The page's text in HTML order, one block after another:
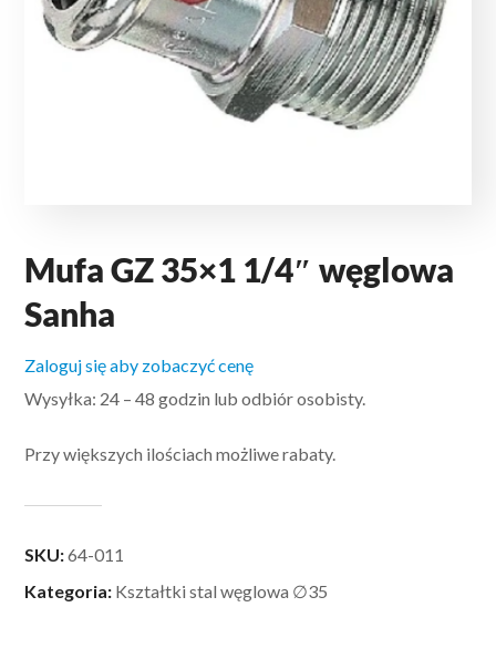
Mufa GZ 35×1 1/4″ węglowa
Sanha
Zaloguj się aby zobaczyć cenę
Wysyłka: 24 – 48 godzin lub odbiór osobisty.
Przy większych ilościach możliwe rabaty.
SKU:64-011
Kategoria: Kształtki stal węglowa ∅35